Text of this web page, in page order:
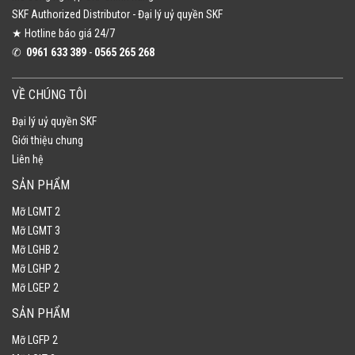
SKF Authorized Distributor​ - Đại lý uỷ quyền SKF
★ Hotline báo giá 24/7
✆ 0961 633 389​ - 0565 265 268​
VỀ CHÚNG TÔI
Đại lý uỷ quyền SKF
Giới thiệu chung
Liên hệ
SẢN PHẨM
Mỡ LGMT 2
Mỡ LGMT 3
Mỡ LGHB 2
Mỡ LGHP 2
Mỡ LGEP 2
SẢN PHẨM
Mỡ LGFP 2